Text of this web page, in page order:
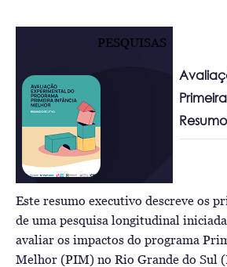
PESQUISAS
Este resumo executivo descreve os
de uma pesquisa longitudinal
avaliar os impactos do programa
Melhor (PIM) no Rio Grande do Sul